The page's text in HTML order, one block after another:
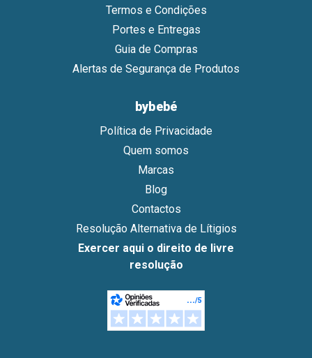
Termos e Condições
Portes e Entregas
Guia de Compras
Alertas de Segurança de Produtos
bybebé
Política de Privacidade
Quem somos
Marcas
Blog
Contactos
Resolução Alternativa de Lítigios
Exercer aqui o direito de livre
resolução